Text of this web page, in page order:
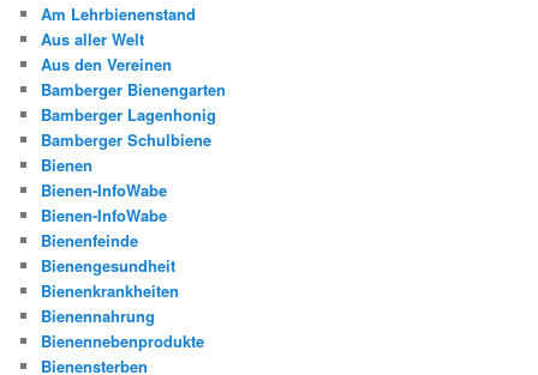
Am Lehrbienenstand
Aus aller Welt
Aus den Vereinen
Bamberger Bienengarten
Bamberger Lagenhonig
Bamberger Schulbiene
Bienen
Bienen-InfoWabe
Bienen-InfoWabe
Bienenfeinde
Bienengesundheit
Bienenkrankheiten
Bienennahrung
Bienennebenprodukte
Bienensterben